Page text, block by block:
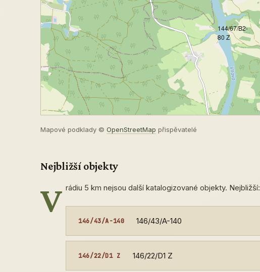
144/67/B2-
80 Z
Mapové podklady © OpenStreetMap přispěvatelé
Nejbližší objekty
V rádiu 5 km nejsou další katalogizované objekty. Nejbližší:
146/43/A-140 146/43/A-140
146/22/D1 Z 146/22/D1 Z